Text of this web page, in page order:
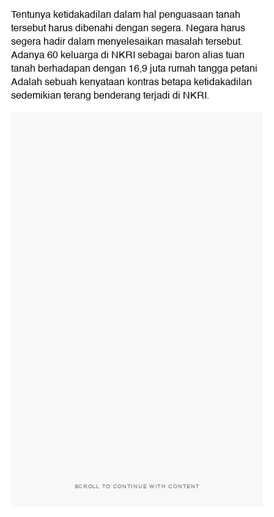
Tentunya ketidakadilan dalam hal penguasaan tanah
tersebut harus dibenahi dengan segera. Negara harus
segera hadir dalam menyelesaikan masalah tersebut.
Adanya 60 keluarga di NKRI sebagai baron alias tuan
tanah berhadapan dengan 16,9 juta rumah tangga petani
Adalah sebuah kenyataan kontras betapa ketidakadilan
sedemikian terang benderang terjadi di NKRI.
SCROLL TO CONTINUE WITH CONTENT